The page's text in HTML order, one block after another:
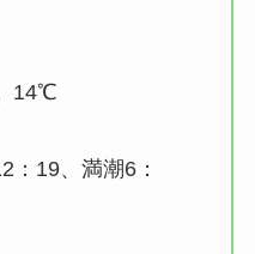
14℃
：19、満潮6：